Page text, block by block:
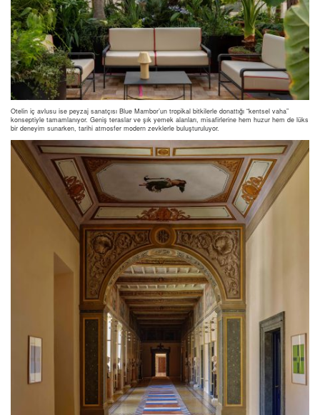
Otelin iç avlusu ise peyzaj sanatçısı Blue Mambor’un tropikal bitkilerle donattığı “kentsel vaha”
konseptiyle tamamlanıyor. Geniş teraslar ve şık yemek alanları, misafirlerine hem huzur hem de lüks
bir deneyim sunarken, tarihi atmosfer modern zevklerle buluşturuluyor.